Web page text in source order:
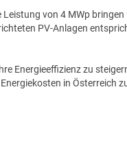
von 4 MWp
PV-Anlagen
Energieeffizienz zu
in Österreich